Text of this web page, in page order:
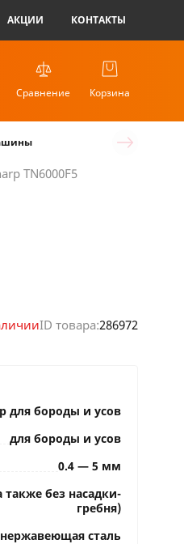
АКЦИИ КОНТАКТЫ
Сравнение Корзина
TN6000F5
ID товара:286972
для бороды и усов
для бороды и усов
0.4 — 5 мм
также без насадки-
гребня)
нержавеющая сталь